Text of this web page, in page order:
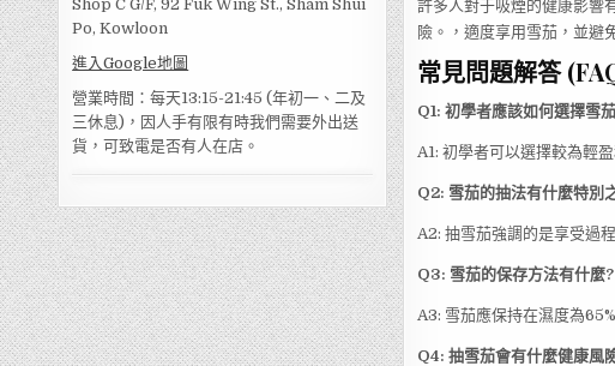
Shop C G/F, 92 Fuk Wing St., Sham Shui
Po, Kowloon
進入Google地圖
營業時間：每天13:15-21:45 (年初一、二及
三休息)，因人手有限有時我們需要外出送
貨，可致電是否有人在店。
許多人對于吸煙的健康影響
險。，適度享用雪茄，並避
常見問題解答
Q1: 初學者應該如何選擇雪
A1: 初學者可以選擇較為輕
Q2: 雪茄的抽法有什麼特別
A2: 抽雪茄強調的是享受過
Q3: 雪茄的保存方法有什麼?
A3: 雪茄應保持在濕度為
Q4: 抽雪茄會有什麼健康風